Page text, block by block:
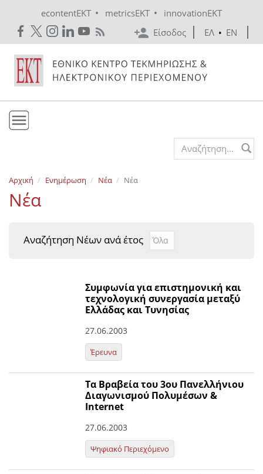
econtentEKT • metricsEKT •
innovationEKT
Είσοδος
ΕΛ • EN
Εκδόσεις
Ενημέρωση
Search form
Αρχική Ενημέρωση Νέα Νέα
Νέα
Αναζήτηση Νέων ανά έτος Αναζήτηση Νέων ανά
Year
Συμφωνία για επιστημονική και
τεχνολογική συνεργασία μεταξύ
Ελλάδας και Τυνησίας
27.06.2003
Έρευνα
Τα Βραβεία του 3ου Πανελλήνιου
Διαγωνισμού Πολυμέσων &
Internet
27.06.2003
Ψηφιακό Περιεχόμενο